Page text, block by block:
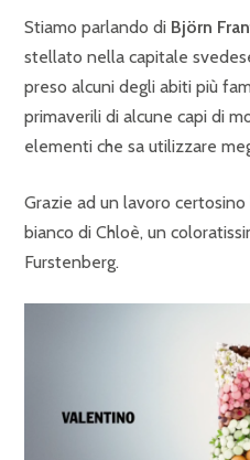
Stiamo parlando di Björn
stellato nella capitale
preso alcuni degli abiti più
primaverili di alcune capi di
elementi che sa utilizzare
Grazie ad un lavoro
bianco di Chloè, un
Furstenberg.